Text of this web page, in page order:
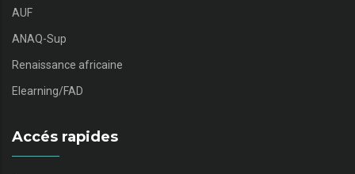
AUF
ANAQ-Sup
Renaissance africaine
Elearning/FAD
Accés rapides